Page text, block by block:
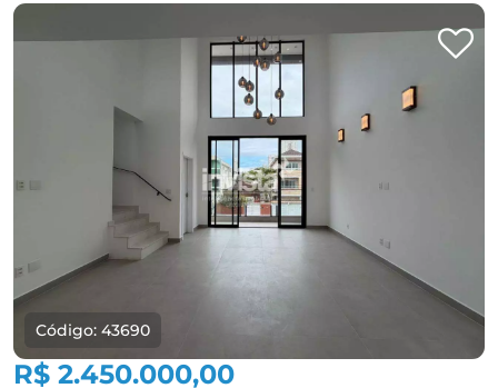
Código: 43690
R$ 2.450.000,00